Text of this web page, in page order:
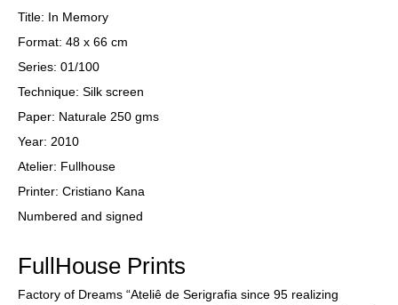
Title: In Memory
Format: 48 x 66 cm
Series: 01/100
Technique: Silk screen
Paper: Naturale 250 gms
Year: 2010
Atelier: Fullhouse
Printer: Cristiano Kana
Numbered and signed
FullHouse Prints
Factory of Dreams “Ateliê de Serigrafia since 95 realizing